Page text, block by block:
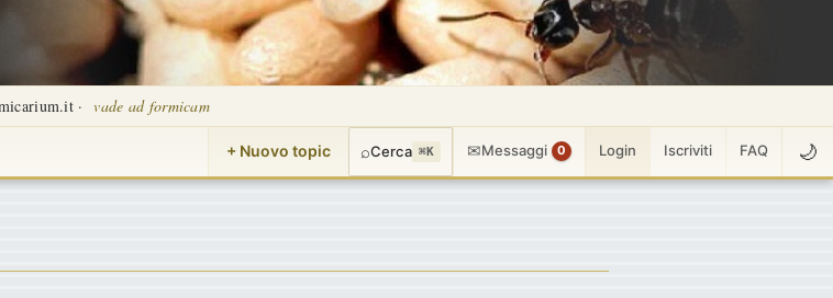
· vade ad formicam
+ Nuovo topic ⌕Cerca ⌘K ✉Messaggi 0 Login Iscriviti FAQ 🌙